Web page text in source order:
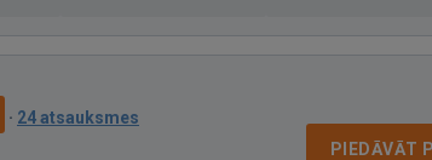
· 24 atsauksmes
PIEDĀVĀT